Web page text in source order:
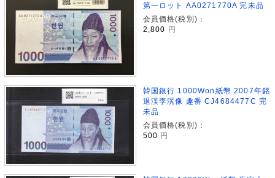
第一ロット AA0271770A 完未品
会員価格(税別)：
2,800 円
韓国銀行 1000Won紙幣 2007年銘
退渓李滉像 趣番 CJ4684477C 完
未品
会員価格(税別)：
500 円